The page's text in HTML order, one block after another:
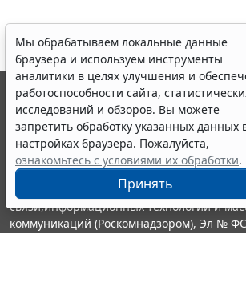
Мы обрабатываем локальные данные
браузера и используем инструменты
аналитики в целях улучшения и
работоспособности сайта,
исследований и обзоров. Вы можете
запретить обработку указанных данных
настройках браузера. Пожалуйста,
ознакомьтесь с условиями их обработки.
Принять
© ООО "НПП "ГАРАНТ-СЕРВИС", 2026.
выпускается с 1990 года. Компания
являются участниками Российской
информации ГАРАНТ.
Портал ГАРАНТ.РУ зарегистрирован в
издания Федеральной службой по
связи,информационных технологий и
коммуникаций (Роскомнадзором), Эл №